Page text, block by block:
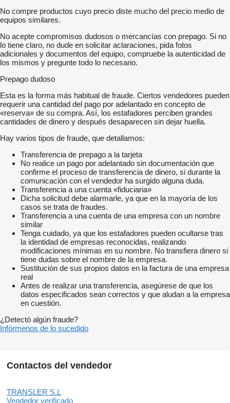
No compre productos cuyo precio diste mucho del precio medio de
equipos similares.
No acepte compromisos dudosos o mercancías con prepago. Si no
lo tiene claro, no dude en solicitar aclaraciones, pida fotos
adicionales y documentos del equipo, compruebe la autenticidad de
los mismos y pregunte todo lo necesario.
Prepago dudoso
Esta es la forma más habitual de fraude. Ciertos vendedores pueden
requerir una cantidad del pago por adelantado en concepto de
«reserva» de su compra. Así, los estafadores perciben grandes
cantidades de dinero y después desaparecen sin dejar huella.
Hay varios tipos de fraude, que detallamos:
Transferencia de prepago a la tarjeta
No realice un pago por adelantado sin documentación que
confirme el proceso de transferencia de dinero, si durante la
comunicación con el vendedor ha surgido alguna duda.
Transferencia a una cuenta «fiduciaria»
Dicha solicitud debe alarmarle, ya que en la mayoría de los
casos se trata de fraudes.
Transferencia a una cuenta de una empresa con un nombre
similar
Tenga cuidado, ya que los estafadores pueden ocultarse tras
la identidad de empresas reconocidas, realizando
modificaciones mínimas en su nombre. No transfiera dinero si
tiene dudas sobre el nombre de la empresa.
Sustitución de sus propios datos en la factura de una empresa
real
Antes de realizar una transferencia, asegúrese de que los
datos especificados sean correctos y que aludan a la empresa
en cuestión.
¿Detectó algún fraude?
Infórmenos de lo sucedido
Contactos del vendedor
TRANSLER S.L
Vendedor verificado